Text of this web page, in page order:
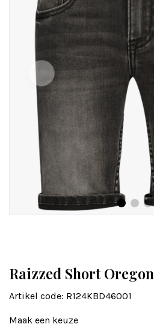
Raizzed Short Oregon
Artikel code: R124KBD46001
Maak een keuze